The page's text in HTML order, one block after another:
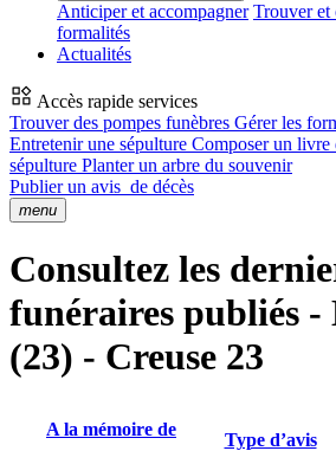
Anticiper et accompagner Trouver et
formalités
Actualités
Accès rapide services
Trouver des pompes funèbres Gérer les
Entretenir une sépulture Composer un livre
sépulture Planter un arbre du souvenir
Publier un avis de décès
menu
Consultez les
funéraires publiés -
(23) - Creuse 23
A la mémoire de
Type d’avis